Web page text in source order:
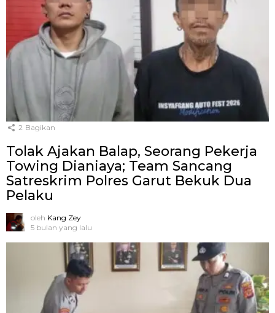
2 Bagikan
Tolak Ajakan Balap, Seorang Pekerja
Towing Dianiaya; Team Sancang
Satreskrim Polres Garut Bekuk Dua
Pelaku
oleh Kang Zey
5 bulan yang lalu